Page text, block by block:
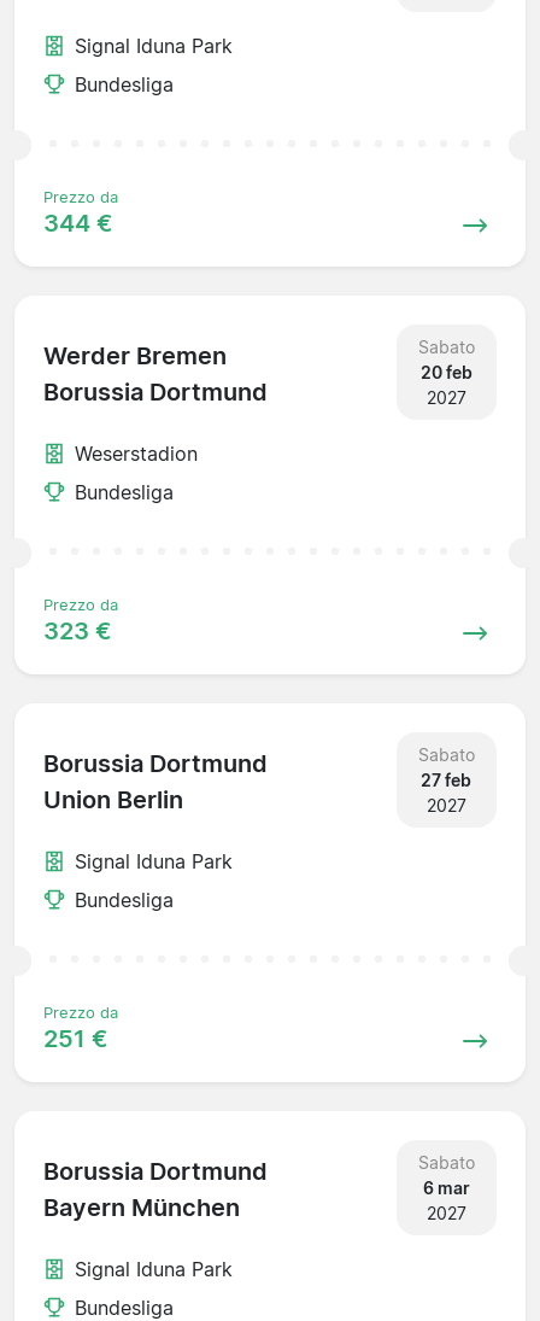
Signal Iduna Park
Bundesliga
Prezzo da
344 €
Werder Bremen
Borussia Dortmund
Sabato
20 feb
2027
Weserstadion
Bundesliga
Prezzo da
323 €
Borussia Dortmund
Union Berlin
Sabato
27 feb
2027
Signal Iduna Park
Bundesliga
Prezzo da
251 €
Borussia Dortmund
Bayern München
Sabato
6 mar
2027
Signal Iduna Park
Bundesliga